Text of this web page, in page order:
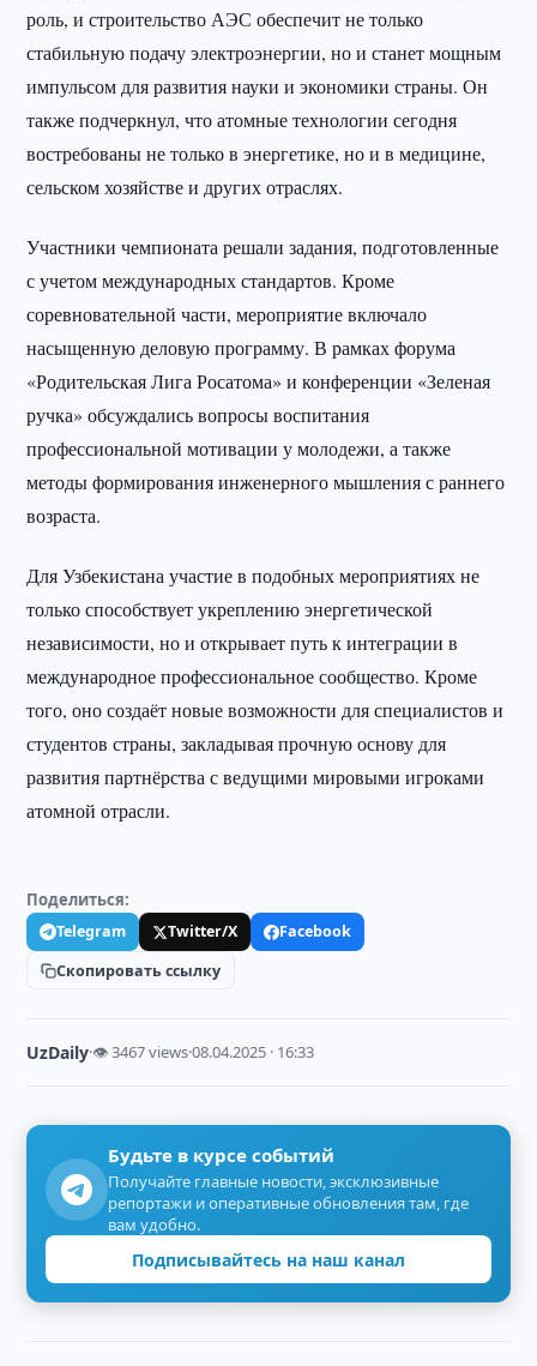
роль, и строительство АЭС обеспечит не только
стабильную подачу электроэнергии, но и станет мощным
импульсом для развития науки и экономики страны. Он
также подчеркнул, что атомные технологии сегодня
востребованы не только в энергетике, но и в медицине,
сельском хозяйстве и других отраслях.
Участники чемпионата решали задания, подготовленные
с учетом международных стандартов. Кроме
соревновательной части, мероприятие включало
насыщенную деловую программу. В рамках форума
«Родительская Лига Росатома» и конференции «Зеленая
ручка» обсуждались вопросы воспитания
профессиональной мотивации у молодежи, а также
методы формирования инженерного мышления с раннего
возраста.
Для Узбекистана участие в подобных мероприятиях не
только способствует укреплению энергетической
независимости, но и открывает путь к интеграции в
международное профессиональное сообщество. Кроме
того, оно создаёт новые возможности для специалистов и
студентов страны, закладывая прочную основу для
развития партнёрства с ведущими мировыми игроками
атомной отрасли.
Поделиться:
Telegram Twitter/X
Facebook
Скопировать ссылку
UzDaily·👁 3467 views·08.04.2025 · 16:33
Будьте в курсе событий
Получайте главные новости, эксклюзивные
репортажи и оперативные обновления там, где
вам удобно.
Подписывайтесь на наш канал